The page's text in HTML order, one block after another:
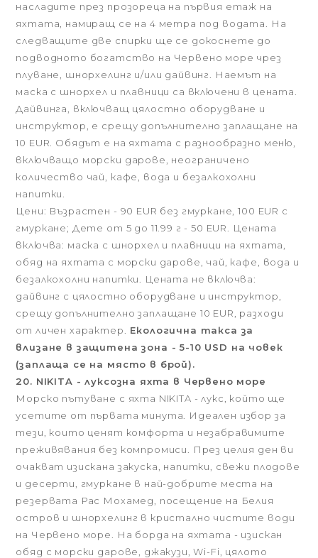
насладите през прозореца на първия етаж на
яхтата, намиращ се на 4 метра под водата. На
следващите две спирки ще се докоснете до
подводното богатство на Червено море чрез
плуване, шнорхелинг и/или дайвинг. Наемът на
маска с шнорхел и плавници са включени в цената.
Дайвинга, включващ цялостно оборудване и
инструктор, е срещу допълнително заплащане на
10 EUR. Обядът е на яхтата с разнообразно меню,
включващо морски дарове, неограничено
количество чай, кафе, вода и безалкохолни
напитки.
Цени: Възрастен - 90 EUR без гмуркане, 100 EUR с
гмуркане; Дете от 5 до 11.99 г - 50 EUR. Цената
включва: маска с шнорхел и плавници на яхтата,
обяд на яхтата с морски дарове, чай, кафе, вода и
безалкохолни напитки. Цената не включва:
дайвинг с цялостно оборудване и инструктор,
срещу допълнително заплащане 10 EUR, разходи
от личен характер.
Екологична такса за
влизане в защитена зона - 5-10 USD на човек
(заплаща се на място в брой).
20. NIKITA - луксозна яхта в Червено море
Морско пътуване с яхта NIKITA - лукс, който ще
усетите от първата минута. Идеален избор за
тези, които ценят комфорта и незабравимите
преживявания без компромиси. През целия ден ви
очакват изискана закуска, напитки, свежи плодове
и десерти, гмуркане в най-добрите места на
резервата Рас Мохамед, посещение на Белия
остров и шнорхелинг в кристално чистите води
на Червено море. На борда на яхтата - изискан
обяд с морски дарове, джакузи, Wi-Fi, цялото